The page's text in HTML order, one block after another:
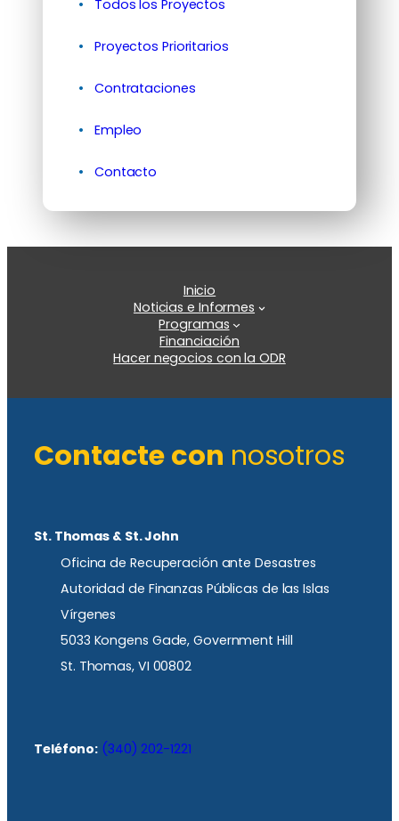
Todos los Proyectos
Proyectos Prioritarios
Contrataciones
Empleo
Contacto
Inicio
Noticias e Informes
Programas
Financiación
Hacer negocios con la ODR
Contacte con nosotros
St. Thomas & St. John
Oficina de Recuperación ante Desastres
Autoridad de Finanzas Públicas de las Islas
Vírgenes
5033 Kongens Gade, Government Hill
St. Thomas, VI 00802
Teléfono: (340) 202-1221